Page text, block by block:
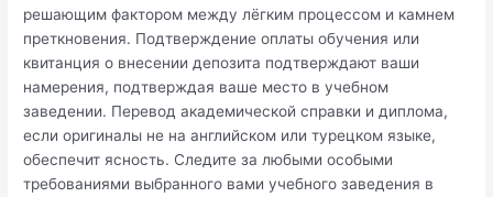
решающим фактором между лёгким процессом и камнем
преткновения. Подтверждение оплаты обучения или
квитанция о внесении депозита подтверждают ваши
намерения, подтверждая ваше место в учебном
заведении. Перевод академической справки и диплома,
если оригиналы не на английском или турецком языке,
обеспечит ясность. Следите за любыми особыми
требованиями выбранного вами учебного заведения в